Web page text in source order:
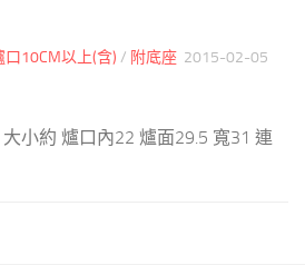
口10CM以上(含) / 附底座 2015-02-05
小約 爐口內22 爐面29.5 寬31 連